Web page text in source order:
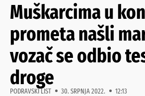
Muškarcima u
prometa našli
vozač se odbio
droge
PODRAVSKI LIST 30. SRPNJA 2022. 12:13